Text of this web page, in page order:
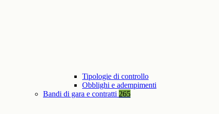
Tipologie di controllo
Obblighi e adempimenti
Bandi di gara e contratti 265